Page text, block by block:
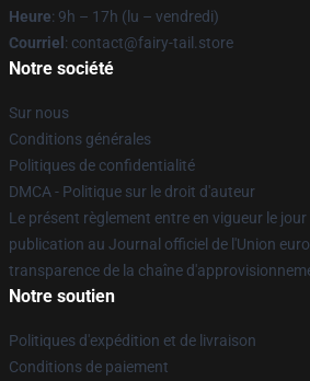
Heure: 9h – 17h (lu – vendredi)
Courriel : contact@fairy-tail.store
Notre société
Sur nous
Conditions générales
Politiques de confidentialité
DMCA - Politique sur le droit d'auteur
Le présent règlement entre en vigueur le
publication au Journal officiel de l'Union
transparence de la chaîne
Notre soutien
Politiques d'expédition et de livraison
Conditions de paiement